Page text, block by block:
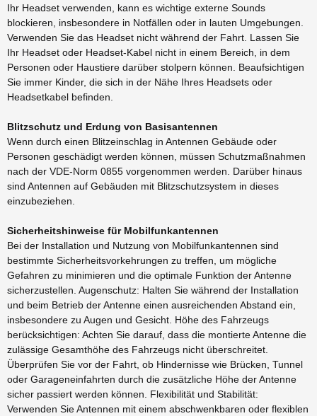
Ihr Headset verwenden, kann es wichtige externe Sounds
blockieren, insbesondere in Notfällen oder in lauten Umgebungen.
Verwenden Sie das Headset nicht während der Fahrt. Lassen Sie
Ihr Headset oder Headset-Kabel nicht in einem Bereich, in dem
Personen oder Haustiere darüber stolpern können. Beaufsichtigen
Sie immer Kinder, die sich in der Nähe Ihres Headsets oder
Headsetkabel befinden.
Blitzschutz und Erdung von Basisantennen
Wenn durch einen Blitzeinschlag in Antennen Gebäude oder
Personen geschädigt werden können, müssen Schutzmaßnahmen
nach der VDE-Norm 0855 vorgenommen werden. Darüber hinaus
sind Antennen auf Gebäuden mit Blitzschutzsystem in dieses
einzubeziehen.
Sicherheitshinweise für Mobilfunkantennen
Bei der Installation und Nutzung von Mobilfunkantennen sind
bestimmte Sicherheitsvorkehrungen zu treffen, um mögliche
Gefahren zu minimieren und die optimale Funktion der Antenne
sicherzustellen. Augenschutz: Halten Sie während der Installation
und beim Betrieb der Antenne einen ausreichenden Abstand ein,
insbesondere zu Augen und Gesicht. Höhe des Fahrzeugs
berücksichtigen: Achten Sie darauf, dass die montierte Antenne die
zulässige Gesamthöhe des Fahrzeugs nicht überschreitet.
Überprüfen Sie vor der Fahrt, ob Hindernisse wie Brücken, Tunnel
oder Garageneinfahrten durch die zusätzliche Höhe der Antenne
sicher passiert werden können. Flexibilität und Stabilität:
Verwenden Sie Antennen mit einem abschwenkbaren oder flexiblen